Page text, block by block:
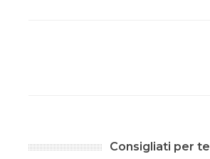
Consigliati per te